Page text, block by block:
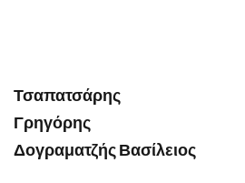
Τσαπατσάρης
Δογραματζής Βασίλειος